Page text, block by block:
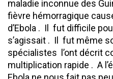
maladie inconnue des
fièvre hémorragique
d’Ebola . Il fut difficile
s’agissait . Il fut même
spécialistes l’ont décrit
multiplication rapide . A